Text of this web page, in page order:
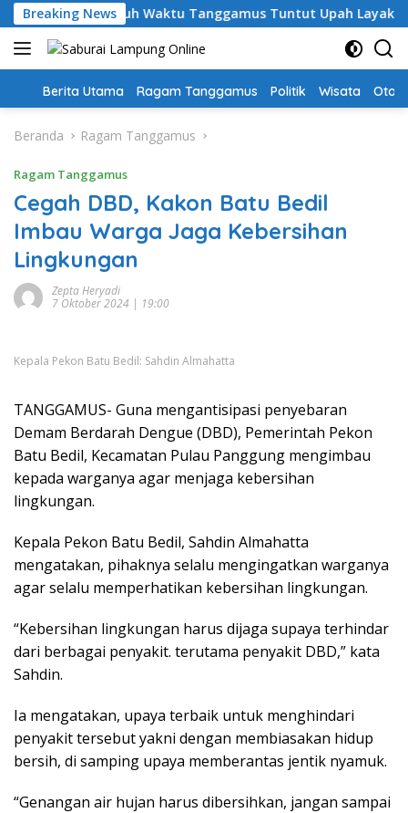
Langsung
ke
konten
Breaking News
Guru PPPK Paruh Waktu Tanggamus Tuntut Upah Layak
Home
Berita Utama Ragam Tanggamus Politik Wisata Oto
Beranda Ragam Tanggamus
Ragam Tanggamus
Cegah DBD, Kakon Batu Bedil
Imbau Warga Jaga Kebersihan
Lingkungan
Zepta Heryadi
7 Oktober 2024 | 19:00
Kepala Pekon Batu Bedil: Sahdin Almahatta
TANGGAMUS- Guna mengantisipasi penyebaran
Demam Berdarah Dengue (DBD), Pemerintah Pekon
Batu Bedil, Kecamatan Pulau Panggung mengimbau
kepada warganya agar menjaga kebersihan
lingkungan.
Kepala Pekon Batu Bedil, Sahdin Almahatta
mengatakan, pihaknya selalu mengingatkan warganya
agar selalu memperhatikan kebersihan lingkungan.
“Kebersihan lingkungan harus dijaga supaya terhindar
dari berbagai penyakit. terutama penyakit DBD,” kata
Sahdin.
Ia mengatakan, upaya terbaik untuk menghindari
penyakit tersebut yakni dengan membiasakan hidup
bersih, di samping upaya memberantas jentik nyamuk.
“Genangan air hujan harus dibersihkan, jangan sampai